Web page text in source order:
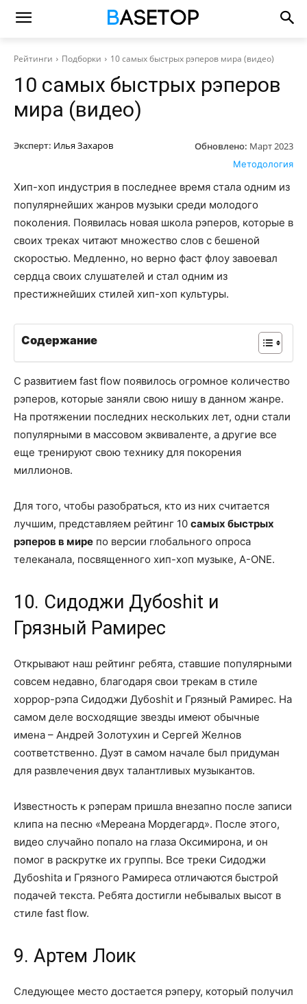
Рейтинги Подборки 10 самых быстрых рэперов мира (видео)
10 самых быстрых рэперов
мира (видео)
Эксперт: Илья Захаров Обновлено: Март 2023
Методология
Хип-хоп индустрия в последнее время стала одним из
популярнейших жанров музыки среди молодого
поколения. Появилась новая школа рэперов, которые в
своих треках читают множество слов с бешеной
скоростью. Медленно, но верно фаст флоу завоевал
сердца своих слушателей и стал одним из
престижнейших стилей хип-хоп культуры.
Содержание
С развитием fast flow появилось огромное количество
рэперов, которые заняли свою нишу в данном жанре.
На протяжении последних нескольких лет, одни стали
популярными в массовом эквиваленте, а другие все
еще тренируют свою технику для покорения
миллионов.
Для того, чтобы разобраться, кто из них считается
лучшим, представляем рейтинг 10 самых быстрых
рэперов в мире по версии глобального опроса
телеканала, посвященного хип-хоп музыке, A-ONE.
10. Сидоджи Дубоshit и
Грязный Рамирес
Открывают наш рейтинг ребята, ставшие популярными
совсем недавно, благодаря свои трекам в стиле
хоррор-рэпа Сидоджи Дубоshit и Грязный Рамирес. На
самом деле восходящие звезды имеют обычные
имена – Андрей Золотухин и Сергей Желнов
соответственно. Дуэт в самом начале был придуман
для развлечения двух талантливых музыкантов.
Известность к рэперам пришла внезапно после записи
клипа на песню «Мереана Мордегард». После этого,
видео случайно попало на глаза Оксимирона, и он
помог в раскрутке их группы. Все треки Сидоджи
Дубоshitа и Грязного Рамиреса отличаются быстрой
подачей текста. Ребята достигли небывалых высот в
стиле fast flow.
9. Артем Лоик
Следующее место достается рэперу, который получил